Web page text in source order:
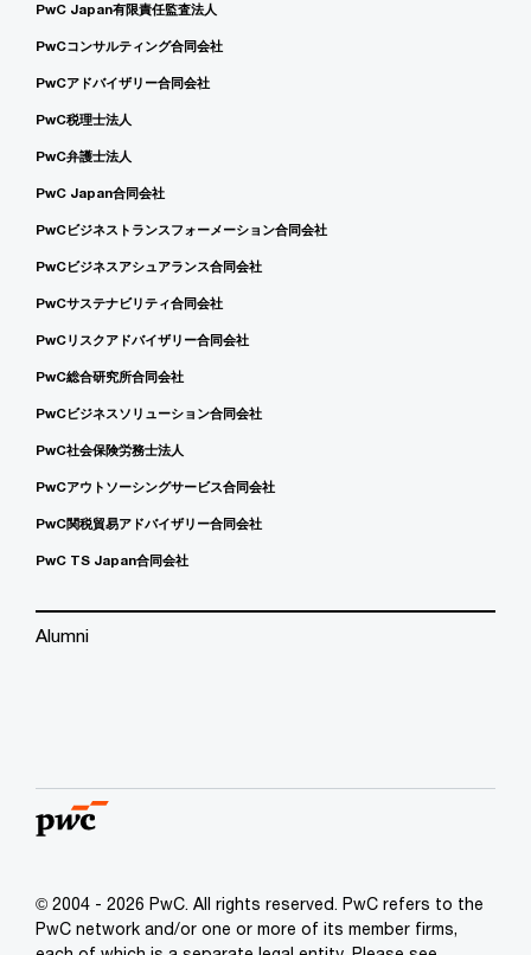
PwC Japan有限責任監査法人
PwCコンサルティング合同会社
PwCアドバイザリー合同会社
PwC税理士法人
PwC弁護士法人
PwC Japan合同会社
PwCビジネストランスフォーメーション合同会社
PwCビジネスアシュアランス合同会社
PwCサステナビリティ合同会社
PwCリスクアドバイザリー合同会社
PwC総合研究所合同会社
PwCビジネスソリューション合同会社
PwC社会保険労務士法人
PwCアウトソーシングサービス合同会社
PwC関税貿易アドバイザリー合同会社
PwC TS Japan合同会社
Alumni
© 2004 - 2026 PwC. All rights reserved. PwC refers to the
PwC network and/or one or more of its member firms,